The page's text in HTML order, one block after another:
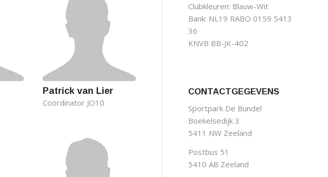
Patrick van Lier
Coördinator JO10
Clubkleuren: Blauw-Wit
Bank: NL19 RABO 0159 5413
36
KNVB BB-JK-402
CONTACTGEGEVENS
Sportpark De Bundel
Boekelsedijk 3
5411 NW Zeeland
Postbus 51
5410 AB Zeeland